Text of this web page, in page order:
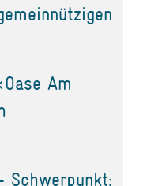
Am
Schwerpunkt: